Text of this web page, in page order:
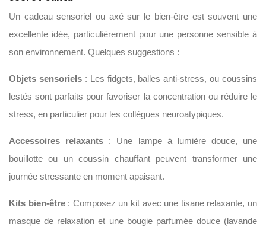
Un cadeau sensoriel ou axé sur le bien-être est souvent une
excellente idée, particulièrement pour une personne sensible à
son environnement. Quelques suggestions :
Objets sensoriels: Les fidgets, balles anti-stress, ou coussins
lestés sont parfaits pour favoriser la concentration ou réduire le
stress, en particulier pour les collègues neuroatypiques.
Accessoires relaxants : Une lampe à lumière douce, une
bouillotte ou un coussin chauffant peuvent transformer une
journée stressante en moment apaisant.
Kits bien-être: Composez un kit avec une tisane relaxante, un
masque de relaxation et une bougie parfumée douce (lavande